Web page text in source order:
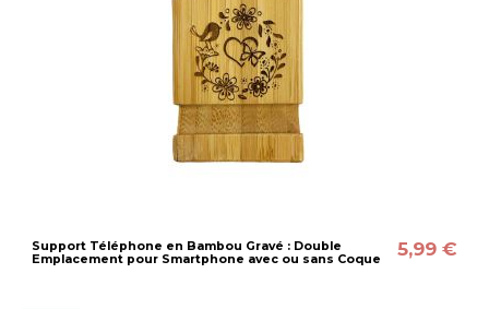
Support Téléphone en Bambou Gravé : Double
Emplacement pour Smartphone avec ou sans Coque
5,99 €